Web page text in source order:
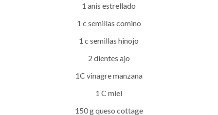
1 anis estrellado
1 c semillas comino
1 c semillas hinojo
2 dientes ajo
1C vinagre manzana
1 C miel
150 g queso cottage